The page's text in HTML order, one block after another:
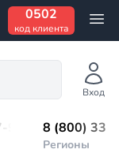
0502
код клиента
Вход
8 (800)
Регионы